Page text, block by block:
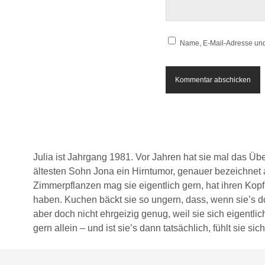
Name, E-Mail-Adresse
Julia ist Jahrgang 1981. Vor Jahren hat sie mal das
ältesten Sohn Jona ein Hirntumor, genauer
Zimmerpflanzen mag sie eigentlich gern, hat ihren
haben. Kuchen bäckt sie so ungern, dass, wenn sie’s
aber doch nicht ehrgeizig genug, weil sie sich
gern allein – und ist sie’s dann tatsächlich, fühlt sie